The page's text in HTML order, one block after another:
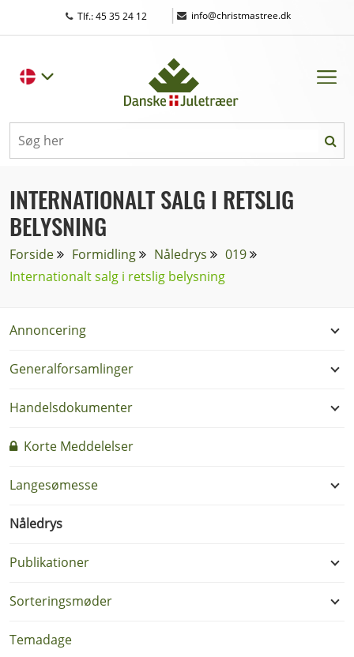
Tlf.: 45 35 24 12 | info@christmastree.dk
INTERNATIONALT SALG I RETSLIG
BELYSNING
Forside Formidling Nåledrys
019
Internationalt salg i retslig belysning
Annoncering
Generalforsamlinger
Handelsdokumenter
Korte Meddelelser
Langesømesse
Nåledrys
Publikationer
Sorteringsmøder
Temadage